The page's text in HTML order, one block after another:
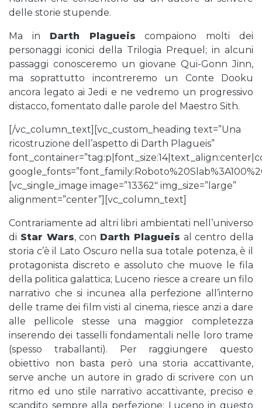
delle storie stupende.
Ma in Darth Plagueis compaiono molti dei
personaggi iconici della Trilogia Prequel; in alcuni
passaggi conosceremo un giovane Qui-Gonn Jinn,
ma soprattutto incontreremo un Conte Dooku
ancora legato ai Jedi e ne vedremo un progressivo
distacco, fomentato dalle parole del Maestro Sith.
[/vc_column_text][vc_custom_heading text=”Una
ricostruzione dell’aspetto di Darth Plagueis”
[vc_single_image image=”13362″ img_size=”large”
alignment=”center”][vc_column_text]
Contrariamente ad altri libri ambientati nell’universo
di Star Wars, con Darth Plagueis al centro della
storia c’è il Lato Oscuro nella sua totale potenza, è il
protagonista discreto e assoluto che muove le fila
della politica galattica; Luceno riesce a creare un filo
narrativo che si incunea alla perfezione all’interno
delle trame dei film visti al cinema, riesce anzi a dare
alle pellicole stesse una maggior completezza
inserendo dei tasselli fondamentali nelle loro trame
(spesso traballanti). Per raggiungere questo
obiettivo non basta però una storia accattivante,
serve anche un autore in grado di scrivere con un
ritmo ed uno stile narrativo accattivante, preciso e
scandito sempre alla perfezione; Luceno in questo